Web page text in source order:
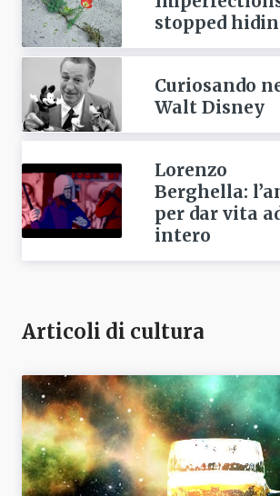
stopped
Curiosando
Walt Disney
Lorenzo
Berghella:
per dar vita
intero
Articoli di cultura